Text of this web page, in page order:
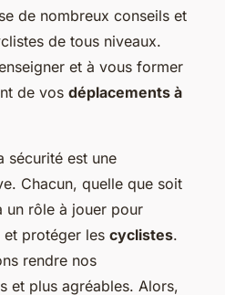
de nombreux conseils et
de tous niveaux.
et à vous former
de vos déplacements à
sécurité est une
Chacun, quelle que soit
un rôle à jouer pour
et protéger les cyclistes.
rendre nos
et plus agréables. Alors,